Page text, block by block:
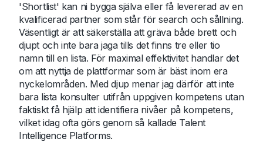
'Shortlist' kan ni bygga själva eller få levererad av en
kvalificerad partner som står för search och sållning.
Väsentligt är att säkerställa att gräva både brett och
djupt och inte bara jaga tills det finns tre eller tio
namn till en lista. För maximal effektivitet handlar det
om att nyttja de plattformar som är bäst inom era
nyckelområden. Med djup menar jag därför att inte
bara lista konsulter utifrån uppgiven kompetens utan
faktiskt få hjälp att identifiera nivåer på kompetens,
vilket idag ofta görs genom så kallade Talent
Intelligence Platforms.